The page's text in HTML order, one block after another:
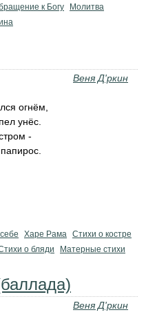
к Богу
Молитва
Веня Д'ркин
огнём,
унёс.
-
Харе Рама Стихи о костре
о бляди Матерные стихи
Веня Д'ркин